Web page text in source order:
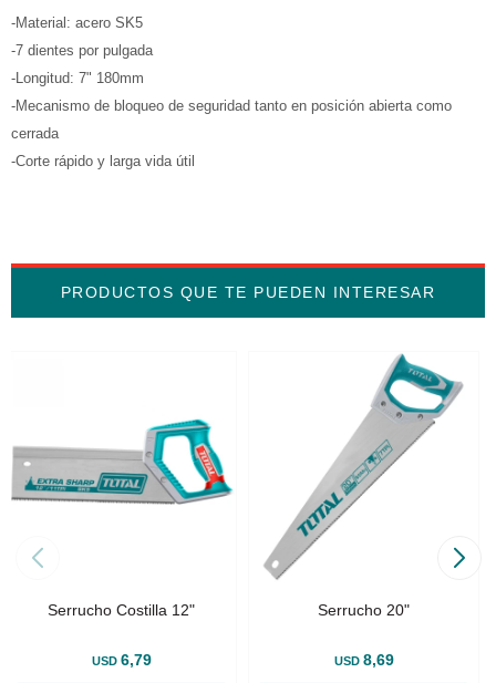
-Material: acero SK5
-7 dientes por pulgada
-Longitud: 7" 180mm
-Mecanismo de bloqueo de seguridad tanto en posición abierta como
cerrada
-Corte rápido y larga vida útil
PRODUCTOS QUE TE PUEDEN INTERESAR
Serrucho Costilla 12"
USD 6,79
Serrucho 20"
USD 8,69